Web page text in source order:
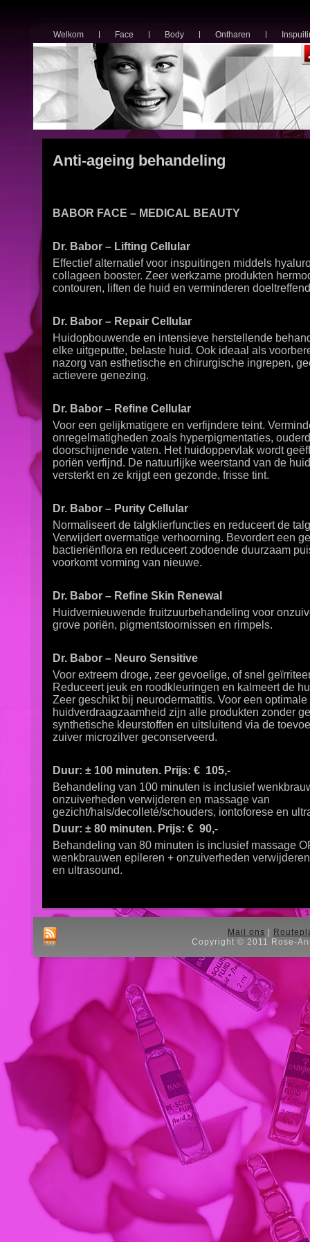
Welkom Face Body Ontharen
Anti-ageing behandeling
BABOR FACE – MEDICAL BEAUTY
Dr. Babor – Lifting Cellular
Effectief alternatief voor inspuitingen middels
collageen booster. Zeer werkzame produkten
contouren, liften de huid en verminderen
Dr. Babor – Repair Cellular
Huidopbouwende en intensieve herstellende
elke uitgeputte, belaste huid. Ook ideaal als
nazorg van esthetische en chirurgische ingrepen,
actievere genezing.
Dr. Babor – Refine Cellular
Voor een gelijkmatigere en verfijndere teint.
onregelmatigheden zoals hyperpigmentaties,
doorschijnende vaten. Het huidoppervlak wordt
poriën verfijnd. De natuurlijke weerstand van de
versterkt en ze krijgt een gezonde, frisse tint.
Dr. Babor – Purity Cellular
Normaliseert de talgklierfuncties en reduceert de
Verwijdert overmatige verhoorning. Bevordert een
bactieriënflora en reduceert zodoende duurzaam
voorkomt vorming van nieuwe.
Dr. Babor – Refine Skin Renewal
Huidvernieuwende fruitzuurbehandeling voor
grove poriën, pigmentstoornissen en rimpels.
Dr. Babor – Neuro Sensitive
Voor extreem droge, zeer gevoelige, of snel
Reduceert jeuk en roodkleuringen en kalmeert de
Zeer geschikt bij neurodermatitis. Voor een optimale
huidverdraagzaamheid zijn alle produkten zonder
synthetische kleurstoffen en uitsluitend via de
zuiver microzilver geconserveerd.
Duur: ± 100 minuten. Prijs: € 105,-
Behandeling van 100 minuten is inclusief
onzuiverheden verwijderen en massage van
gezicht/hals/decolleté/schouders, iontoforese en
Duur: ± 80 minuten. Prijs: € 90,-
Behandeling van 80 minuten is inclusief massage
wenkbrauwen epileren + onzuiverheden
en ultrasound.
Mail ons
Copyright © 2011 Rose-